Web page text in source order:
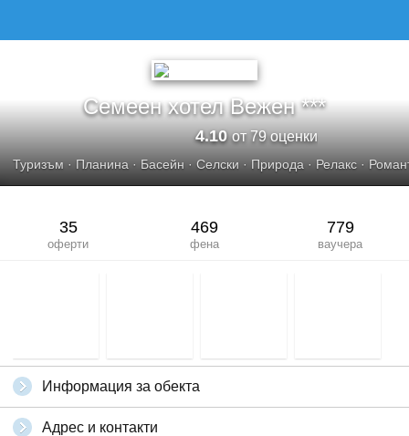
Семеен хотел Вежен ***
4.10от 79 оценки
Туризъм · Планина · Басейн · Селски · Природа · Релакс ·
35
оферти
469
фена
779
ваучера
Информация за обекта
Адрес и контакти